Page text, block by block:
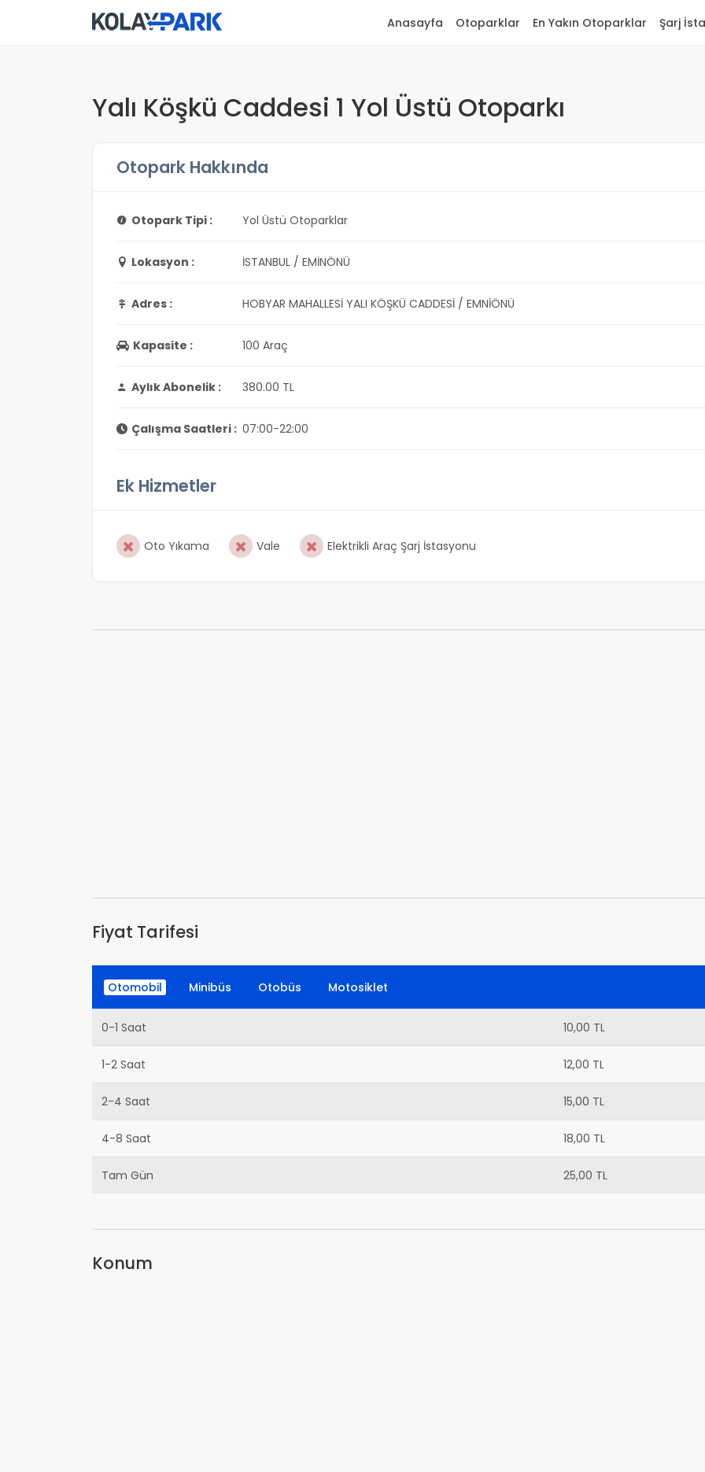
Anasayfa Otoparklar En Yakın Otoparklar Şarj
Yalı Köşkü Caddesi 1 Yol Üstü Otoparkı
Otopark Hakkında
Otopark Tipi : Yol Üstü Otoparklar
Lokasyon : İSTANBUL / EMİNÖNÜ
Adres : HOBYAR MAHALLESİ YALI KÖŞKÜ CADDESİ / EMNİÖNÜ
Kapasite : 100 Araç
Aylık Abonelik : 380.00 TL
Çalışma Saatleri : 07:00-22:00
Ek Hizmetler
Oto Yıkama Vale Elektrikli Araç Şarj İstasyonu
Fiyat Tarifesi
Otomobil Minibüs Otobüs Motosiklet
0-1 Saat 10,00 TL
1-2 Saat 12,00 TL
2-4 Saat 15,00 TL
4-8 Saat 18,00 TL
Tam Gün 25,00 TL
Konum